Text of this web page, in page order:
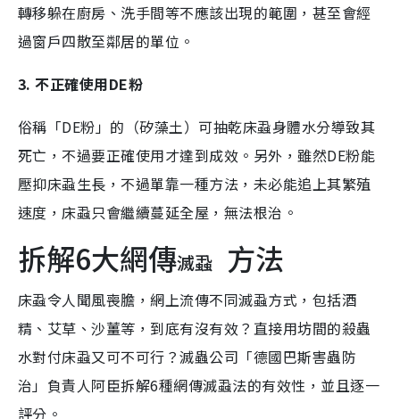
轉移躲在廚房、洗手間等不應該出現的範圍，甚至會經
過窗戶四散至鄰居的單位。
3. 不正確使用DE粉
俗稱「DE粉」的（矽藻土）可抽乾床蝨身體水分導致其
死亡，不過要正確使用才達到成效。另外，雖然DE粉能
壓抑床蝨生長，不過單靠一種方法，未必能追上其繁殖
速度，床蝨只會繼續蔓延全屋，無法根治。
拆解6大網傳滅蝨 方法
床蝨令人聞風喪膽，網上流傳不同滅蝨方式，包括酒
精、艾草、沙薑等，到底有沒有效？直接用坊間的殺蟲
水對付床蝨又可不可行？滅蟲公司「德國巴斯害蟲防
治」負責人阿臣拆解6種網傳滅蝨法的有效性，並且逐一
評分。